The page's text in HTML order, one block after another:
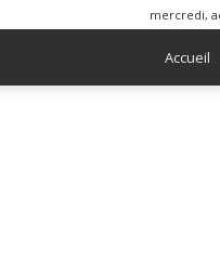
mercredi,
Accueil